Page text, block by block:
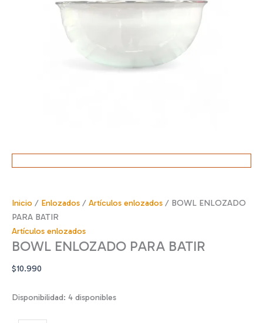
Inicio / Enlozados / Artículos enlozados / BOWL ENLOZADO
PARA BATIR
Artículos enlozados
BOWL ENLOZADO PARA BATIR
$10.990
Disponibilidad: 4 disponibles